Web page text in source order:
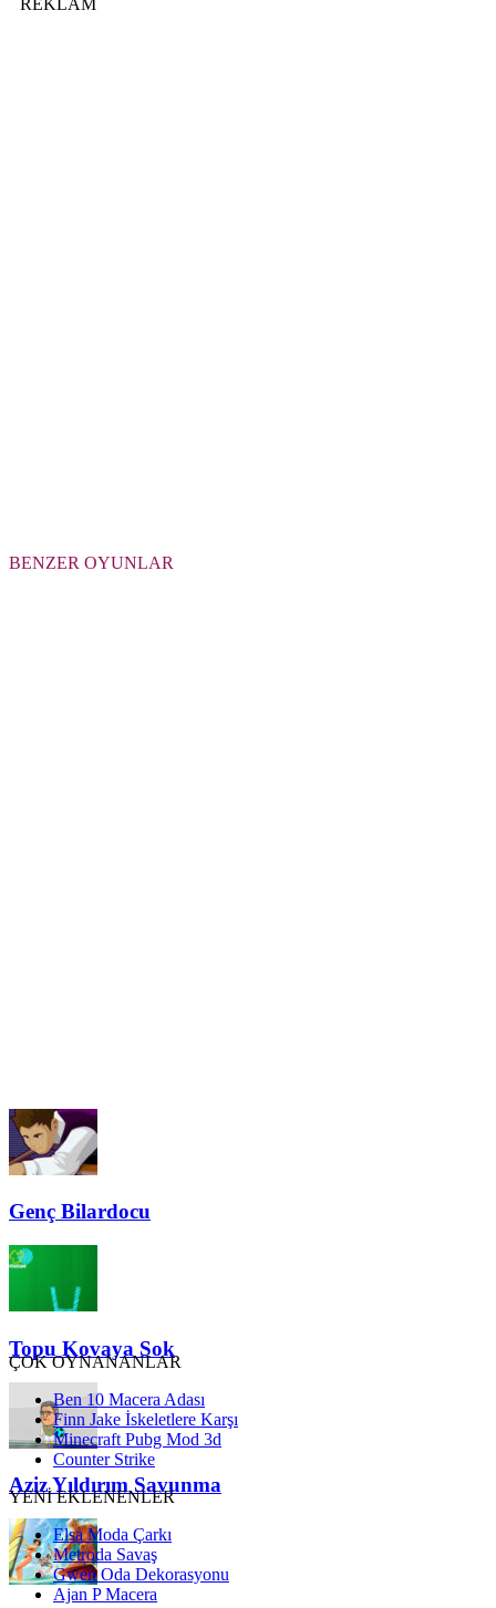
BENZER OYUNLAR
Genç Bilardocu
Topu Kovaya Sok
Aziz Yıldırım Savunma
ÇOK OYNANANLAR
Ben 10 Macera Adası
Finn Jake İskeletlere Karşı
Minecraft Pubg Mod 3d
Counter Strike
YENİ EKLENENLER
Elsa Moda Çarkı
Metroda Savaş
Gwen Oda Dekorasyonu
Ajan P Macera